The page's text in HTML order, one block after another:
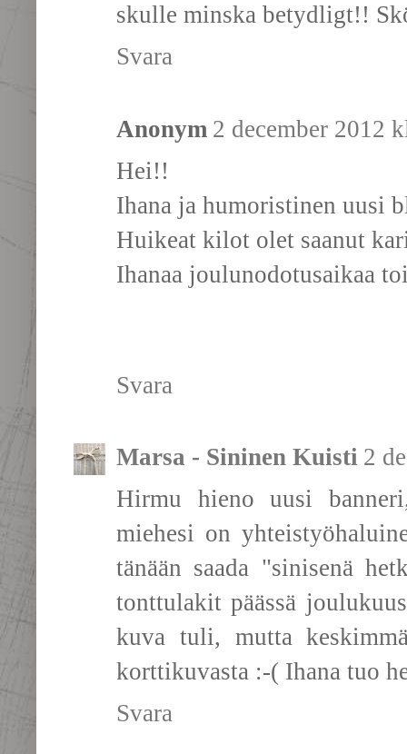
skulle minska betydligt!!
Svara
Anonym 2 december 2012
Hei!!
Ihana ja humoristinen uusi
Huikeat kilot olet saanut
Ihanaa joulunodotusaikaa
Svara
Marsa - Sininen Kuisti 2
Hirmu hieno uusi
miehesi on
tänään saada "sinisenä
tonttulakit päässä
kuva tuli, mutta
korttikuvasta :-( Ihana tuo
Svara